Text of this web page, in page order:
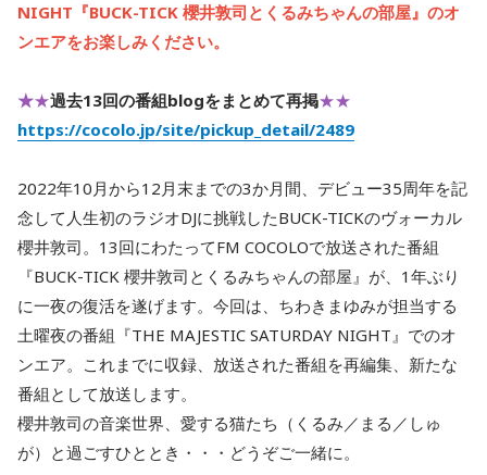
NIGHT『BUCK-TICK 櫻井敦司とくるみちゃんの部屋』のオ
ンエアをお楽しみください。
★★過去13回の番組blogをまとめて再掲★★
https://cocolo.jp/site/pickup_detail/2489
2022年10月から12月末までの3か月間、デビュー35周年を記
念して人生初のラジオDJに挑戦したBUCK-TICKのヴォーカル
櫻井敦司。13回にわたってFM COCOLOで放送された番組
『BUCK-TICK 櫻井敦司とくるみちゃんの部屋』が、1年ぶり
に一夜の復活を遂げます。今回は、ちわきまゆみが担当する
土曜夜の番組『THE MAJESTIC SATURDAY NIGHT』でのオ
ンエア。これまでに収録、放送された番組を再編集、新たな
番組として放送します。
櫻井敦司の音楽世界、愛する猫たち（くるみ／まる／しゅ
が）と過ごすひととき・・・どうぞご一緒に。